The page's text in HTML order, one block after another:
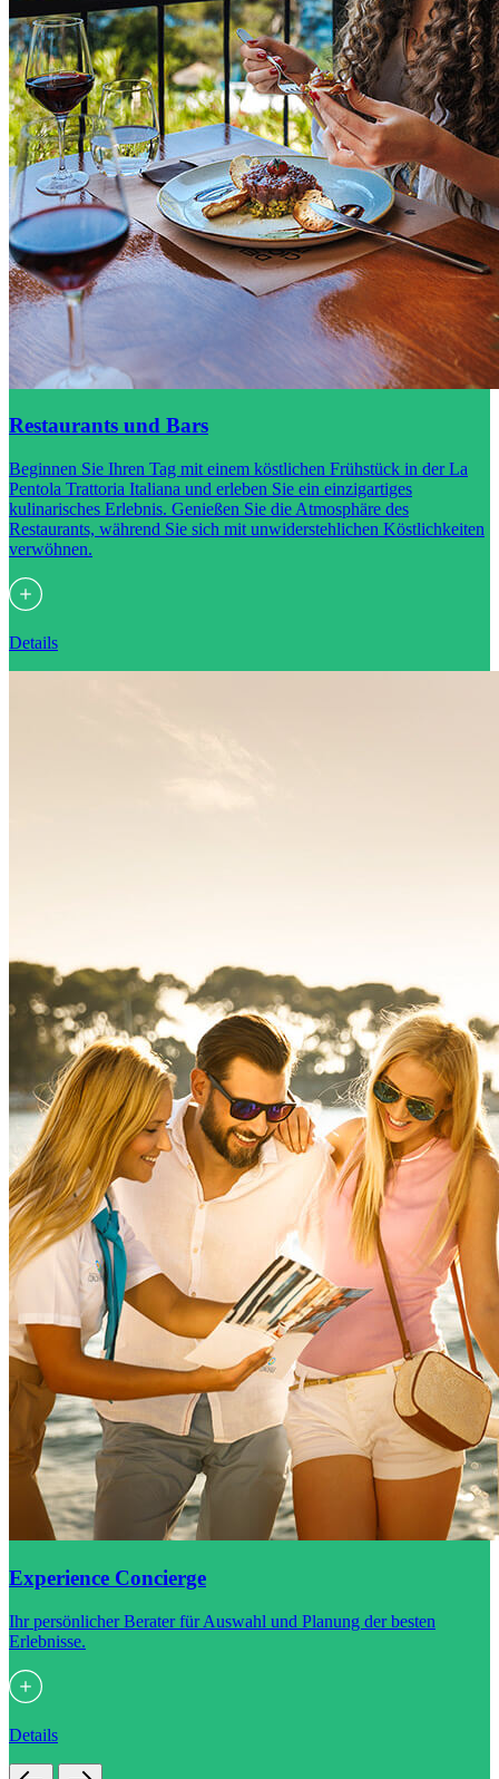
Restaurants und Bars
Beginnen Sie Ihren Tag mit einem köstlichen Frühstück in der La
Pentola Trattoria Italiana und erleben Sie ein einzigartiges
kulinarisches Erlebnis. Genießen Sie die Atmosphäre des
Restaurants, während Sie sich mit unwiderstehlichen Köstlichkeiten
verwöhnen.
Details
Experience Concierge
Ihr persönlicher Berater für Auswahl und Planung der besten
Erlebnisse.
Details